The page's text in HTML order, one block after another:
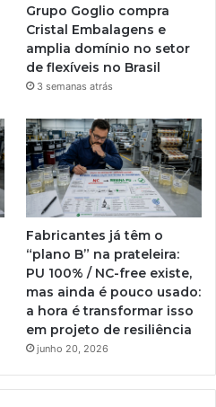
Grupo Goglio compra
Cristal Embalagens e
amplia domínio no setor
de flexíveis no Brasil
3 semanas atrás
Fabricantes já têm o
“plano B” na prateleira:
PU 100% / NC-free existe,
mas ainda é pouco usado:
a hora é transformar isso
em projeto de resiliência
junho 20, 2026